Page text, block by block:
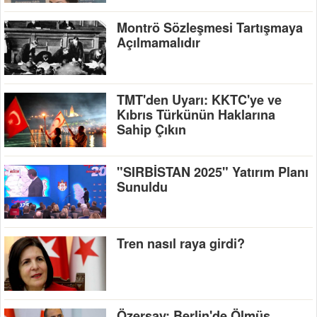
Montrö Sözleşmesi Tartışmaya
Açılmamalıdır
TMT'den Uyarı: KKTC'ye ve
Kıbrıs Türkünün Haklarına
Sahip Çıkın
"SIRBİSTAN 2025" Yatırım Planı
Sunuldu
Tren nasıl raya girdi?